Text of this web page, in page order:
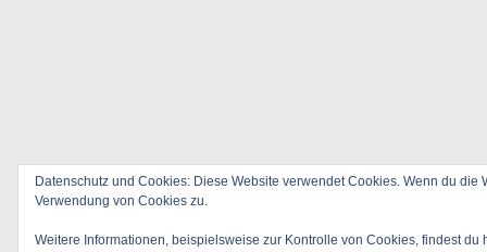
Datenschutz und Cookies: Diese Website verwendet Cookies. Wenn du die
Verwendung von Cookies zu.
Weitere Informationen, beispielsweise zur Kontrolle von Cookies, findest du